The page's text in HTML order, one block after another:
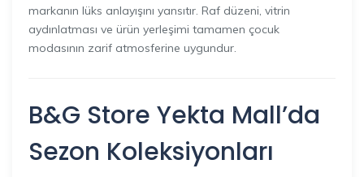
markanın lüks anlayışını yansıtır. Raf düzeni, vitrin
aydınlatması ve ürün yerleşimi tamamen çocuk
modasının zarif atmosferine uygundur.
B&G Store Yekta Mall’da
Sezon Koleksiyonları